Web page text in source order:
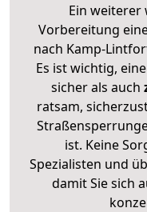
Ein weiterer
Vorbereitung
nach Kamp-
Es ist wichtig,
sicher als auch
ratsam,
ist. Keine
Spezialisten und
damit Sie sich